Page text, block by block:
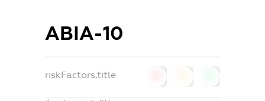
АВІА-10
riskFactors.title